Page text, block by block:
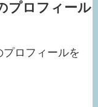
プロフィール
ロフィールを